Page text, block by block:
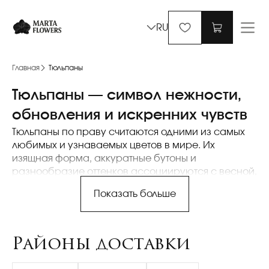
RU
Главная Тюльпаны
Тюльпаны — символ нежности,
обновления и искренних чувств
Тюльпаны по праву считаются одними из самых
любимых и узнаваемых цветов в мире. Их
изящная форма, аккуратные бутоны и
разнообразие оттенков ассоциируются с весной,
Букеты тюльпанов выбирают тогда, когда хочется
подарить радость без лишней торжественности,
каталоге Marta Flowers тюльпаны представлены в
широком ассортименте — от классических
монобукетов до современных авторских
Показать больше
Районы доставки